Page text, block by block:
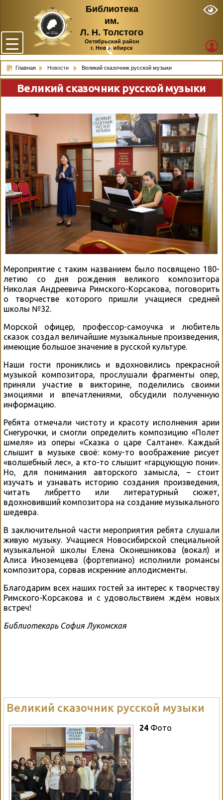
Библиотека
им.
Л. Н. Толстого
Октябрьский район
г. Новосибирск
Главная Новости Великий сказочник русской музыки
Великий сказочник русской музыки
Мероприятие с таким названием было посвящено 180-
летию со дня рождения великого композитора
Николая Андреевича Римского-Корсакова, поговорить
о творчестве которого пришли учащиеся средней
школы №32.
Морской офицер, профессор-самоучка и любитель
сказок создал величайшие музыкальные произведения,
имеющие большое значение в русской культуре.
Наши гости прониклись и вдохновились прекрасной
музыкой композитора, прослушали фрагменты опер,
приняли участие в викторине, поделились своими
эмоциями и впечатлениями, обсудили полученную
информацию.
Ребята отмечали чистоту и красоту исполнения арии
Снегурочки, и смогли определить композицию «Полет
шмеля» из оперы «Сказка о царе Салтане». Каждый
слышит в музыке своё: кому-то воображение рисует
«волшебный лес», а кто-то слышит «гарцующую пони».
Но, для понимания авторского замысла, – стоит
изучать и узнавать историю создания произведения,
читать либретто или литературный сюжет,
вдохновивший композитора на создание музыкального
шедевра.
В заключительной части мероприятия ребята слушали
живую музыку. Учащиеся Новосибирской специальной
музыкальной школы Елена Оконешникова (вокал) и
Алиса Иноземцева (фортепиано) исполнили романсы
композитора, сорвав искренние аплодисменты.
Благодарим всех наших гостей за интерес к творчеству
Римского-Корсакова и с удовольствием ждём новых
встреч!
Библиотекарь София Лукомская
Великий сказочник русской музыки
24 Фото